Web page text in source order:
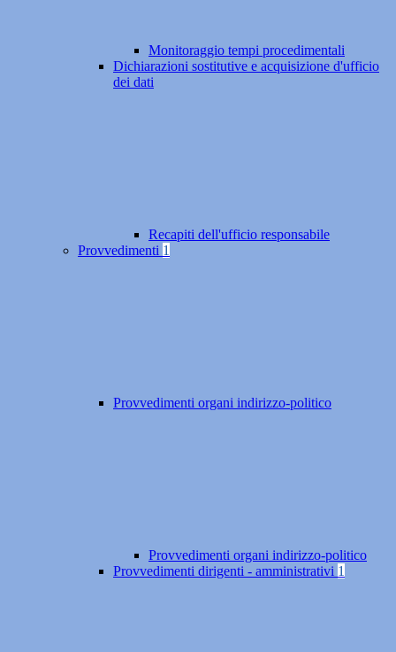
Monitoraggio tempi procedimentali
Dichiarazioni sostitutive e acquisizione d'ufficio
dei dati
Recapiti dell'ufficio responsabile
Provvedimenti 1
Provvedimenti organi indirizzo-politico
Provvedimenti organi indirizzo-politico
Provvedimenti dirigenti - amministrativi 1